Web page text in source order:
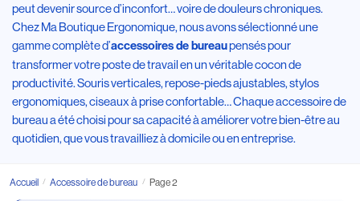
peut devenir source d’inconfort… voire de douleurs chroniques.
Chez Ma Boutique Ergonomique, nous avons sélectionné une
gamme complète d’accessoires de bureaupensés pour
transformer votre poste de travail en un véritable cocon de
productivité. Souris verticales, repose-pieds ajustables, stylos
ergonomiques, ciseaux à prise confortable… Chaque accessoire de
bureau a été choisi pour sa capacité à améliorer votre bien-être au
quotidien, que vous travailliez à domicile ou en entreprise.
Accueil / Accessoire de bureau / Page 2